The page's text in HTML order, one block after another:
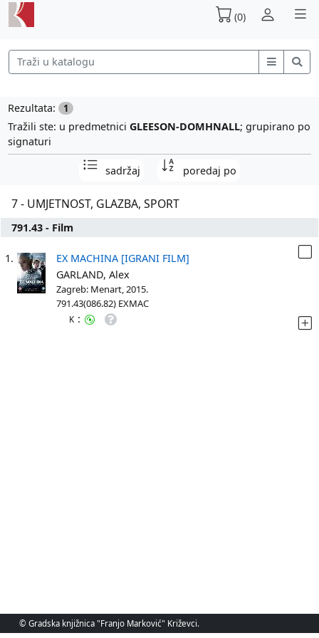
(0)
Rezultata: 1
Tražili ste: u predmetnici GLEESON-DOMHNALL; grupirano po
signaturi
sadržaj poredaj po
7 - UMJETNOST, GLAZBA, SPORT
791.43 - Film
1.
EX MACHINA [IGRANI FILM]
GARLAND, Alex
Zagreb: Menart, 2015.
791.43(086.82) EXMAC
K :
© Gradska knjižnica "Franjo Marković" Križevci.